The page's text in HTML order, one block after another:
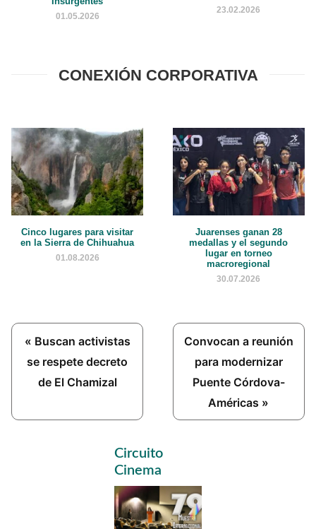
01.05.2026
23.02.2026
CONEXIÓN CORPORATIVA
Cinco lugares para visitar
en la Sierra de Chihuahua
01.08.2026
Juarenses ganan 28
medallas y el segundo
lugar en torneo
macroregional
30.07.2026
Previous
Post:
« Buscan activistas
se respete decreto
de El Chamizal
Next
Post:
Convocan a reunión
para modernizar
Puente Córdova-
Américas »
Primary
Sidebar
Circuito
Cinema